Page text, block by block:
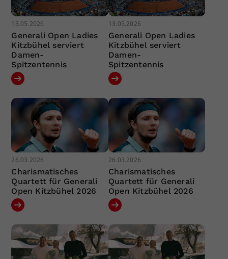
13.05.2026
Generali Open Ladies
Kitzbühel serviert
Damen-
Spitzentennis
13.05.2026
Generali Open Ladies
Kitzbühel serviert
Damen-
Spitzentennis
26.03.2026
Charismatisches
Quartett für Generali
Open Kitzbühel 2026
26.03.2026
Charismatisches
Quartett für Generali
Open Kitzbühel 2026